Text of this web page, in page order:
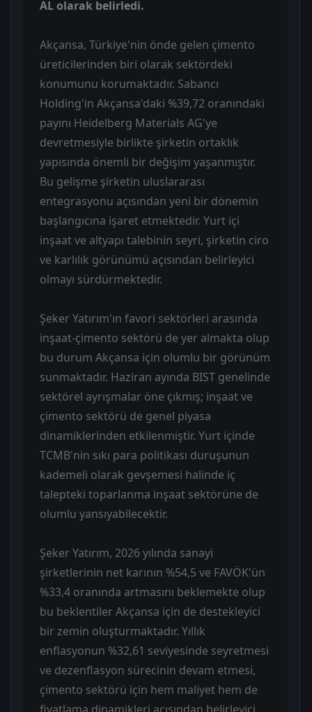
AL olarak belirledi.
Akçansa, Türkiye'nin önde gelen çimento
üreticilerinden biri olarak sektördeki
konumunu korumaktadır. Sabancı
Holding'in Akçansa'daki %39,72 oranındaki
payını Heidelberg Materials AG'ye
devretmesiyle birlikte şirketin ortaklık
yapısında önemli bir değişim yaşanmıştır.
Bu gelişme şirketin uluslararası
entegrasyonu açısından yeni bir dönemin
başlangıcına işaret etmektedir. Yurt içi
inşaat ve altyapı talebinin seyri, şirketin ciro
ve karlılık görünümü açısından belirleyici
olmayı sürdürmektedir.
Şeker Yatırım'ın favori sektörleri arasında
inşaat-çimento sektörü de yer almakta olup
bu durum Akçansa için olumlu bir görünüm
sunmaktadır. Haziran ayında BIST genelinde
sektörel ayrışmalar öne çıkmış; inşaat ve
çimento sektörü de genel piyasa
dinamiklerinden etkilenmiştir. Yurt içinde
TCMB'nin sıkı para politikası duruşunun
kademeli olarak gevşemesi halinde iç
talepteki toparlanma inşaat sektörüne de
olumlu yansıyabilecektir.
Şeker Yatırım, 2026 yılında sanayi
şirketlerinin net karının %54,5 ve FAVÖK'ün
%33,4 oranında artmasını beklemekte olup
bu beklentiler Akçansa için de destekleyici
bir zemin oluşturmaktadır. Yıllık
enflasyonun %32,61 seviyesinde seyretmesi
ve dezenflasyon sürecinin devam etmesi,
çimento sektörü için hem maliyet hem de